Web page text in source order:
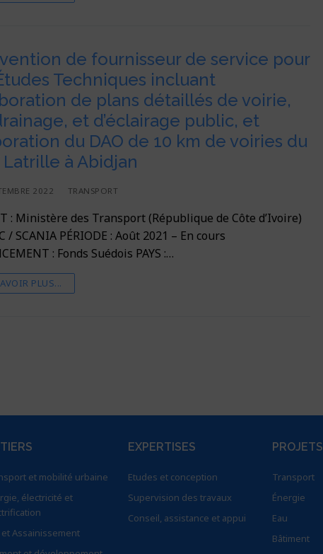
de fournisseur de service pour
Techniques incluant
de plans détaillés de voirie,
et d’éclairage public, et
du DAO de 10 km de voiries du
Latrille à Abidjan
2022 TRANSPORT
: Ministère des Transport (République de Côte d’Ivoire)
/ SCANIA PÉRIODE : Août 2021 – En cours
: Fonds Suédois PAYS :…
PLUS...
et mobilité urbaine
électricité et
et Assainissement
EXPERTISES
Etudes et conception
Supervision des travaux
Conseil, assistance et appui
PROJETS
Transport
Énergie
Eau
Bâtiment